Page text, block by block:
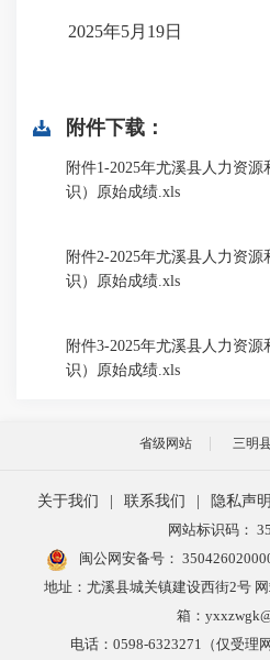
2025年5月19日
附件下载：
附件1-2025年尤溪县人力资
识）原始成绩.xls
附件2-2025年尤溪县人力资
识）原始成绩.xls
附件3-2025年尤溪县人力资
识）原始成绩.xls
省级网站 三明
关于我们 联系我们 隐私声明
网站标识码：
闽公网安备号：
地址：尤溪县城关镇建设西街2号
箱：
电话：0598-6323271（仅受理